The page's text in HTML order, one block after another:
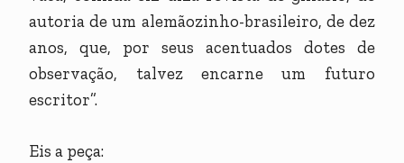
autoria de um alemãozinho-brasileiro, de dez
anos, que, por seus acentuados dotes de
observação, talvez encarne um futuro
escritor”.
Eis a peça: